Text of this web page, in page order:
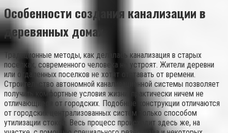
Особенности создания канализации в
деревянных домах
Традиционные методы, как делалась канализация в старых
поселках, современного человека не устроят. Жители деревни
или отдаленных поселков не хотят отставать от времени.
Строительство автономной канализационной системы позволяет
получить комфортные условия жизни, практически ничем не
отличающиеся от городских. Подобные конструкции отличаются
от городских централизованных систем только способом
утилизации стоков. Весь процесс происходит здесь же, на